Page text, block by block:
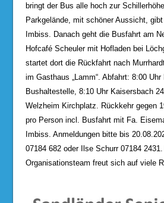
bringt der Bus alle hoch zur
Parkgelände, mit schöner Aussicht,
Imbiss. Danach geht die Busfahrt am
Hofcafé Scheuler mit Hofladen bei
startet dort die Rückfahrt nach
im Gasthaus „Lamm“. Abfahrt: 8:00 Uhr
Bushaltestelle, 8:10 Uhr Kaisersbach
Welzheim Kirchplatz. Rückkehr gegen
pro Person incl. Busfahrt mit Fa.
Imbiss. Anmeldungen bitte bis
07184 682 oder Ilse Schurr 07184
Organisationsteam freut sich auf viele